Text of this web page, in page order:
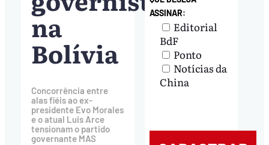
na
Bolívia
Concorrência entre
alas fiéis ao ex-
presidente Evo Morales
e o atual Luis Arce
tensionam o partido
governante MAS
ASSINAR:
Editorial
BdF
Ponto
Notícias da
China